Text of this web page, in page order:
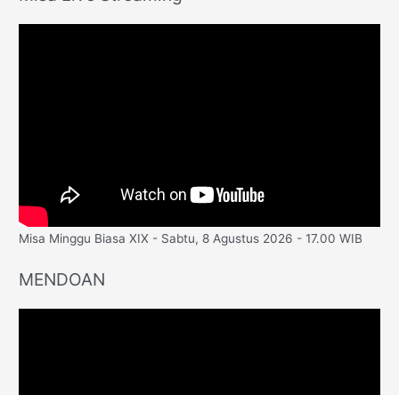
Misa Minggu Biasa XIX - Sabtu, 8 Agustus 2026 - 17.00 WIB
MENDOAN